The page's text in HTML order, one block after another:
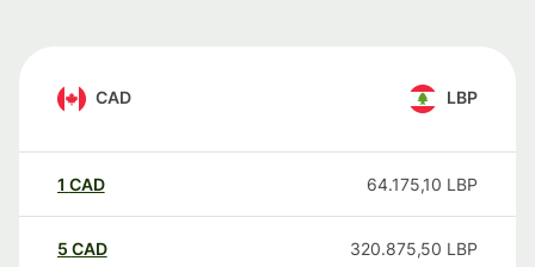
CAD LBP
1 CAD 64.175,10 LBP
5 CAD 320.875,50 LBP